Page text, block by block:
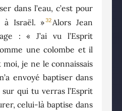
dans l’eau, c’est pour
à Israël. »32Alors Jean
: « J’ai vu l’Esprit
une colombe et il
moi, je ne le connaissais
envoyé baptiser dans
sur qui tu verras l’Esprit
celui-là baptise dans